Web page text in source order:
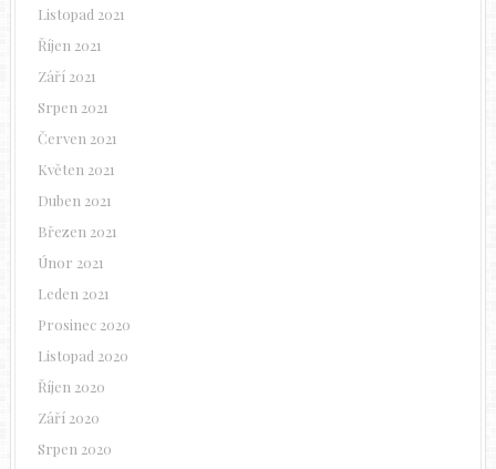
Listopad 2021
Říjen 2021
Září 2021
Srpen 2021
Červen 2021
Květen 2021
Duben 2021
Březen 2021
Únor 2021
Leden 2021
Prosinec 2020
Listopad 2020
Říjen 2020
Září 2020
Srpen 2020